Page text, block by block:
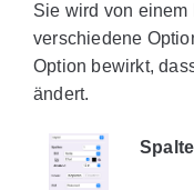
Sie wird von
verschiedene
Option bewirkt,
ändert.